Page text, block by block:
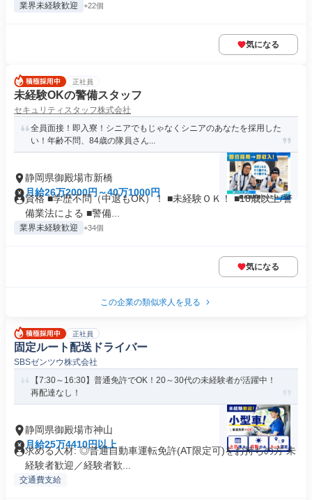
業界未経験歓迎 +22個
気になる
正社員
未経験OKの警備スタッフ
セキュリティスタッフ株式会社
全員面接！即入寮！シニアでもじゃなくシニアのあなたを採用した
い！年齢不問、84歳の隊員さん...
静岡県御殿場市新橋
月給26万2000円～40万1000円
資格 ■学歴不問（中退もOK）！ ■未経験ＯＫ！ ■18歳以上/警
備業法による ■警備...
業界未経験歓迎 +34個
気になる
この企業の類似求人を見る
正社員
固定ルート配送ドライバー
SBSゼンツウ株式会社
【7:30～16:30】普通免許でOK！20～30代の未経験者が活躍中！
再配達なし！
静岡県御殿場市神山
月給25万4410円以上
求める人材: ◎普通自動車運転免許(AT限定可)をお持ちの方 未
経験者歓迎／経験者歓...
交通費支給